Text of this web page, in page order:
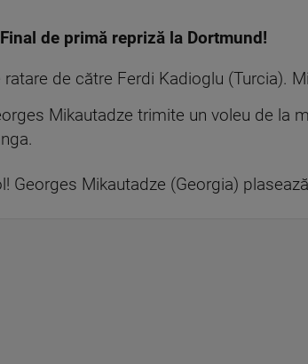
Final de primă repriză la Dortmund!
ratare de către Ferdi Kadioglu (Turcia).
Mikautadze trimite un voleu de la
Georges Mikautadze (Georgia)